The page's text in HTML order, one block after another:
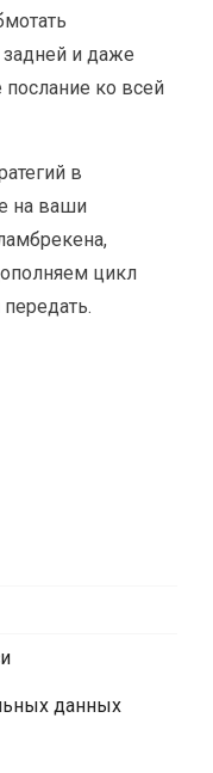
задней и даже
ко всей
в
на ваши
цикл
данных